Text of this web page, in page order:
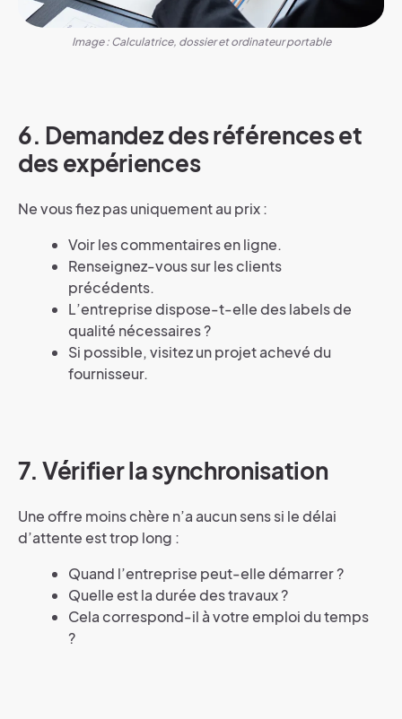
Image : Calculatrice, dossier et ordinateur portable
6. Demandez des références et
des expériences
Ne vous fiez pas uniquement au prix :
Voir les commentaires en ligne.
Renseignez-vous sur les clients
précédents.
L’entreprise dispose-t-elle des labels de
qualité nécessaires ?
Si possible, visitez un projet achevé du
fournisseur.
7.Vérifier la synchronisation
Une offre moins chère n’a aucun sens si le délai
d’attente est trop long :
Quand l’entreprise peut-elle démarrer ?
Quelle est la durée des travaux ?
Cela correspond-il à votre emploi du temps
?